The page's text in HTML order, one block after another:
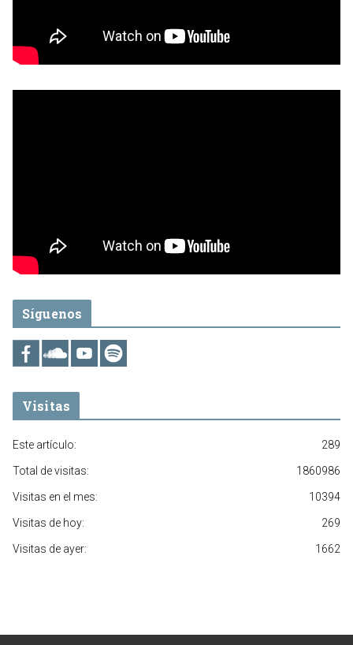
Síguenos
Visitas
289
Este artículo:
1860986
Total de visitas:
10394
Visitas en el mes:
269
Visitas de hoy:
1662
Visitas de ayer: